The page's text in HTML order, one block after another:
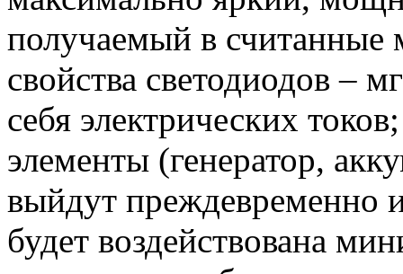
получаемый в считанные
свойства светодиодов –
себя электрических
элементы (генератор,
выйдут преждевременно
будет воздействована